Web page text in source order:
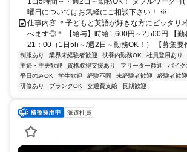
曜日についてはお気軽にご相談下さい！ ※...
仕事内容 ＊子どもと英語が好きな方にピッタリ
べます◎＊ 【給与】時給1,600円～2,500円 【勤
21：00（1日5h～/週2日～勤務OK！） 【募集要
制服あり 業界未経験者歓迎 扶養内勤務OK 社員登用あり
主婦・主夫歓迎
資格取得支援あり フリーター歓迎 バイ
平日のみOK
学生歓迎 経験不問 未経験者歓迎 経験者歓迎
研修あり
ブランクOK 交通費支給 長期歓迎
派遣社員